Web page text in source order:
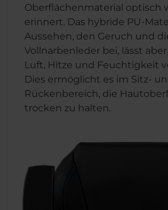
Oberflächenmaterial optisch
erinnert. Das hybride PU-
Aussehen, den Geruch und
Vollnarbenleder bei, lässt
Luft, Hitze und Feuchtigkeit
Dies ermöglicht es im Sitz-
Rückenbereich, die
trocken zu halten.